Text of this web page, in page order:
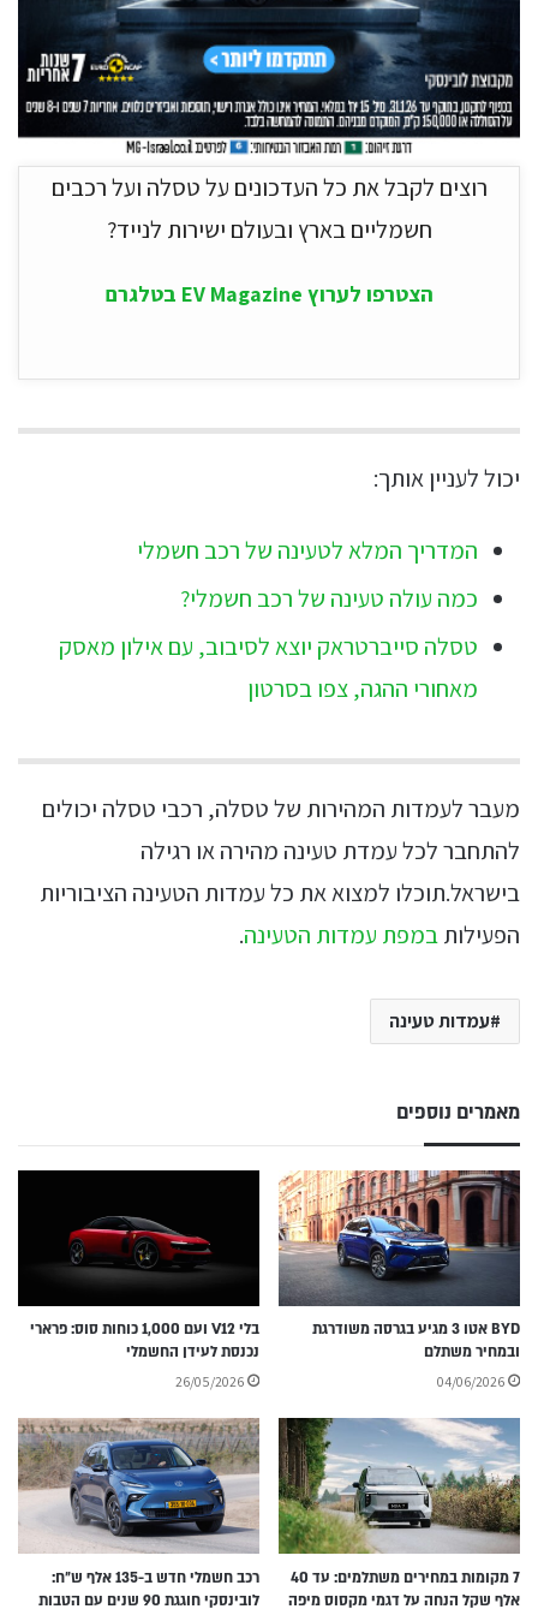
רוצים לקבל את כל העדכונים על טסלה ועל רכבים
חשמליים בארץ ובעולם ישירות לנייד?
הצטרפו לערוץ EV Magazine בטלגרם
יכול לעניין אותך:
המדריך המלא לטעינה של רכב חשמלי
כמה עולה טעינה של רכב חשמלי?
טסלה סייברטראק יוצא לסיבוב, עם אילון מאסק
מאחורי ההגה, צפו בסרטון
מעבר לעמדות המהירות של טסלה, רכבי טסלה יכולים
להתחבר לכל עמדת טעינה מהירה או רגילה
בישראל.תוכלו למצוא את כל עמדות הטעינה הציבוריות
הפעילותבמפת עמדות הטעינה.
עמדות טעינה
מאמרים נוספים
BYD אטו 3 מגיע בגרסה משודרגת
ובמחיר משתלם
04/06/2026
בלי V12 ועם 1,000 כוחות סוס: פרארי
נכנסת לעידן החשמלי
26/05/2026
7 מקומות במחירים משתלמים: עד 40
אלף שקל הנחה על דגמי מקסוס מיפה
רכב חשמלי חדש ב-135 אלף ש״ח:
לובינסקי חוגגת 90 שנים עם הטבות